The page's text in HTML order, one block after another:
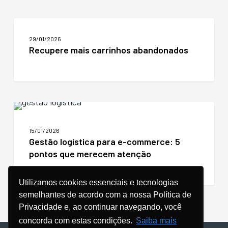
Utilizamos cookies essenciais e tecnologias
semelhantes de acordo com a nossa Política de
Privacidade e, ao continuar navegando, você
concorda com estas condições. Saiba mais
carrinhos
abandonados
29/01/2026
Recupere mais carrinhos abandonados
Gestão
para
commerce:
pontos
que
merecem
atenção
15/01/2026
Gestão logística para e-commerce: 5
pontos que merecem atenção